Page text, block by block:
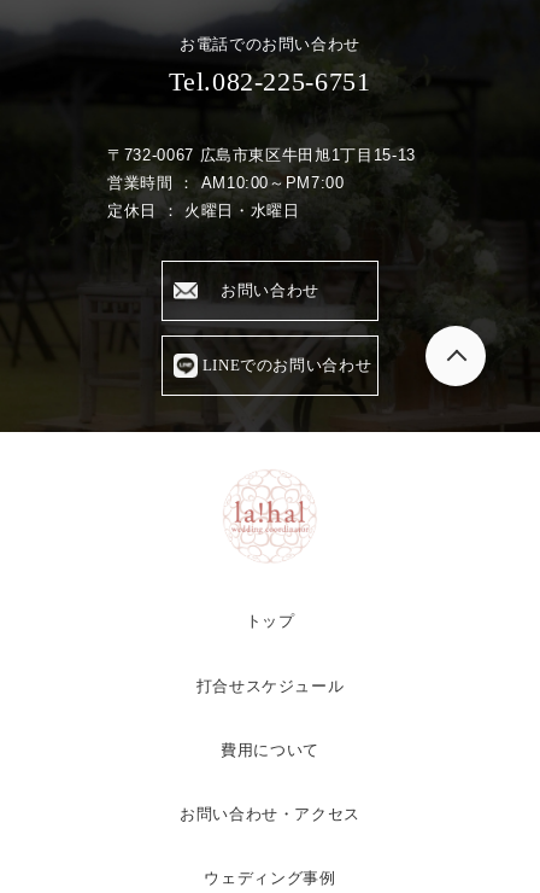
お電話でのお問い合わせ
Tel.082-225-6751
〒732-0067 広島市東区牛田旭1丁目15-13
営業時間 ： AM10:00～PM7:00
定休日 ： 火曜日・水曜日
お問い合わせ
LINEでのお問い合わせ
トップ
打合せスケジュール
費用について
お問い合わせ・アクセス
ウェディング事例